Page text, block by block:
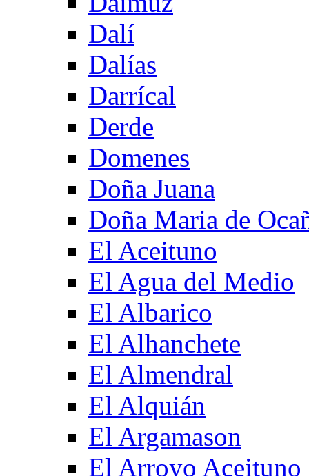
Dalí
Dalías
Darrícal
Derde
Domenes
Doña Juana
Doña Maria de
El Aceituno
El Agua del Medio
El Albarico
El Alhanchete
El Almendral
El Alquián
El Argamason
El Arroyo Aceituno